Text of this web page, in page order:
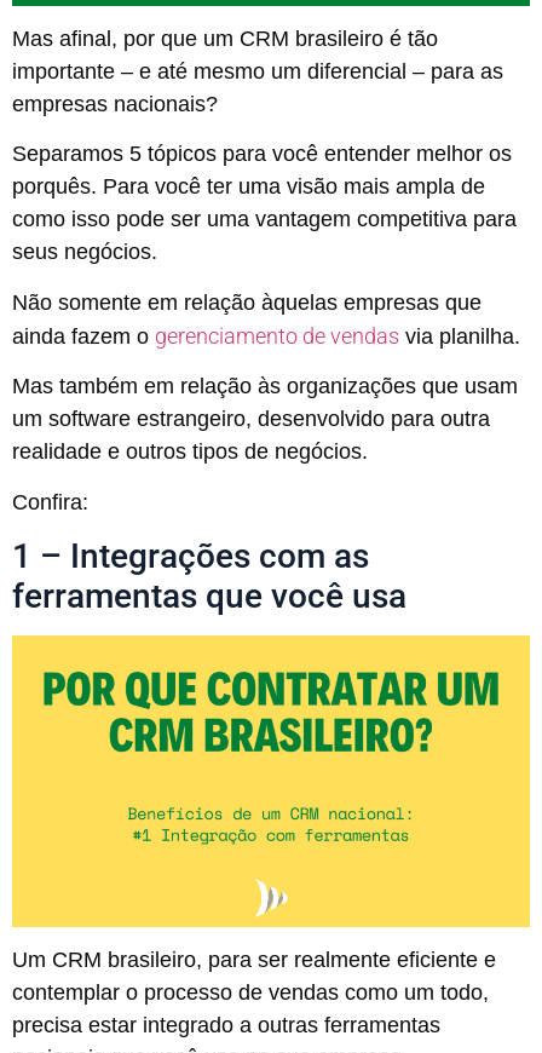
Mas afinal, por que um CRM brasileiro é tão
importante – e até mesmo um diferencial – para as
empresas nacionais?
Separamos 5 tópicos para você entender melhor os
porquês. Para você ter uma visão mais ampla de
como isso pode ser uma vantagem competitiva para
seus negócios.
Não somente em relação àquelas empresas que
ainda fazem o gerenciamento de vendas via planilha.
Mas também em relação às organizações que usam
um software estrangeiro, desenvolvido para outra
realidade e outros tipos de negócios.
Confira:
1 – Integrações com as
ferramentas que você usa
Um CRM brasileiro, para ser realmente eficiente e
contemplar o processo de vendas como um todo,
precisa estar integrado a outras ferramentas